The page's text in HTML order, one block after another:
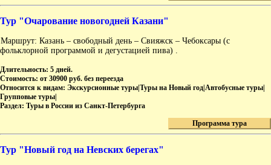
Тур "Очарование новогодней Казани"
Маршрут: Казань – свободный день – Свияжск – Чебоксары (с
фольклорной программой и дегустацией пива) .
Длительность: 5 дней.
Стоимость: от 30900 руб. без переезда
Относится к видам: Экскурсионные туры|Туры на Новый год|Автобусные туры|
Групповые туры|
Раздел: Туры в России из Санкт-Петербурга
Программа тура
Тур "Новый год на Невских берегах"